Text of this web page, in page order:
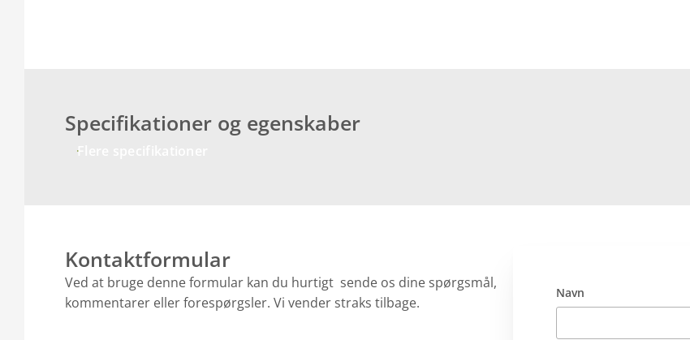
Specifikationer og egenskaber
Flere specifikationer
Kontaktformular
Ved at bruge denne formular kan du hurtigt sende os dine spørgsmål,
kommentarer eller forespørgsler. Vi vender straks tilbage.
Navn